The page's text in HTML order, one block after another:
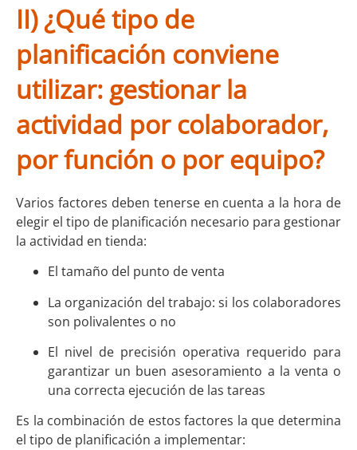
II) ¿Qué tipo de
planificación conviene
utilizar: gestionar la
actividad por colaborador,
por función o por equipo?
Varios factores deben tenerse en cuenta a la hora de
elegir el tipo de planificación necesario para gestionar
la actividad en tienda:
El tamaño del punto de venta
La organización del trabajo: si los colaboradores
son polivalentes o no
El nivel de precisión operativa requerido para
garantizar un buen asesoramiento a la venta o
una correcta ejecución de las tareas
Es la combinación de estos factores la que determina
el tipo de planificación a implementar: